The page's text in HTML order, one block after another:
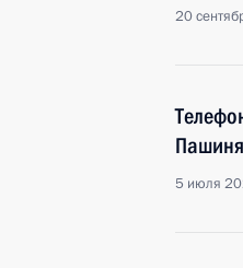
20
5 июля